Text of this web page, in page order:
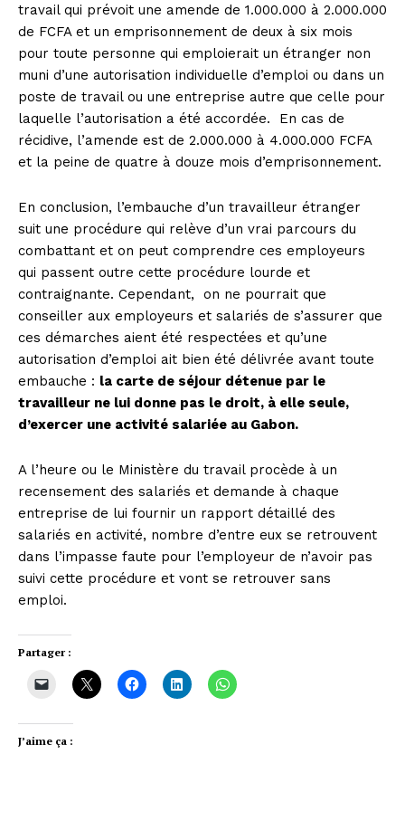
travail qui prévoit une amende de 1.000.000 à 2.000.000
de FCFA et un emprisonnement de deux à six mois
pour toute personne qui emploierait un étranger non
muni d’une autorisation individuelle d’emploi ou dans un
poste de travail ou une entreprise autre que celle pour
laquelle l’autorisation a été accordée. En cas de
récidive, l’amende est de 2.000.000 à 4.000.000 FCFA
et la peine de quatre à douze mois d’emprisonnement.
En conclusion, l’embauche d’un travailleur étranger
suit une procédure qui relève d’un vrai parcours du
combattant et on peut comprendre ces employeurs
qui passent outre cette procédure lourde et
contraignante. Cependant, on ne pourrait que
conseiller aux employeurs et salariés de s’assurer que
ces démarches aient été respectées et qu’une
autorisation d’emploi ait bien été délivrée avant toute
embauche : la carte de séjour détenue par le
travailleur ne lui donne pas le droit, à elle seule,
d’exercer une activité salariée au Gabon.
A l’heure ou le Ministère du travail procède à un
recensement des salariés et demande à chaque
entreprise de lui fournir un rapport détaillé des
salariés en activité, nombre d’entre eux se retrouvent
dans l’impasse faute pour l’employeur de n’avoir pas
suivi cette procédure et vont se retrouver sans
emploi.
Partager :
J’aime ça :